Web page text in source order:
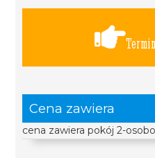
Cena zawiera
cena zawiera pokój 2-